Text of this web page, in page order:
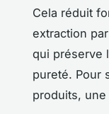
Cela réduit
extraction par
qui préserve
pureté. Pour
produits,